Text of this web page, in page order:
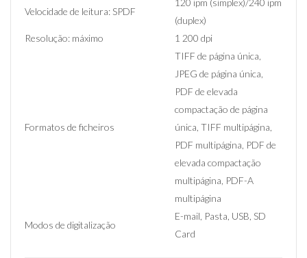
Velocidade de leitura: SPDF
120 ipm (simplex)/240 ipm
(duplex)
Resolução: máximo
1 200 dpi
Formatos de ficheiros
TIFF de página única,
JPEG de página única,
PDF de elevada
compactação de página
única, TIFF multipágina,
PDF multipágina, PDF de
elevada compactação
multipágina, PDF-A
multipágina
Modos de digitalização
E-mail, Pasta, USB, SD
Card